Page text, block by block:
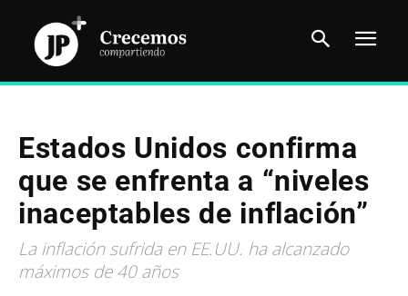
Estados Unidos confirma
que se enfrenta a “niveles
inaceptables de inflación”
La inflación sufrida en EE.UU. ha alcanzado
máximos de 40 años